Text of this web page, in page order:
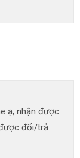
ạ, nhận được
đổi/trả